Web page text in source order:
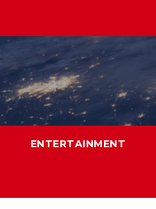
ENTERTAINMENT